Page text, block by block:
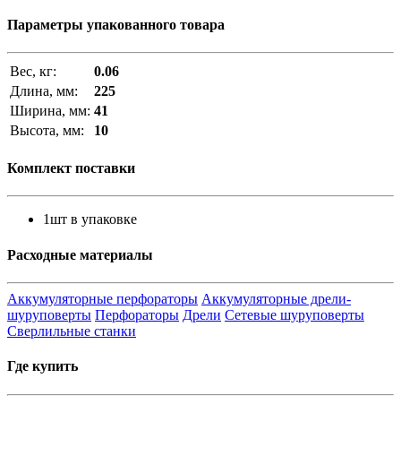
Параметры упакованного товара
Вес, кг:
0.06
Длина, мм:
225
Ширина, мм: 41
Высота, мм:
10
Комплект поставки
1шт в упаковке
Расходные материалы
Аккумуляторные перфораторы Аккумуляторные дрели-
шуруповерты Перфораторы Дрели Сетевые шуруповерты
Сверлильные станки
Где купить